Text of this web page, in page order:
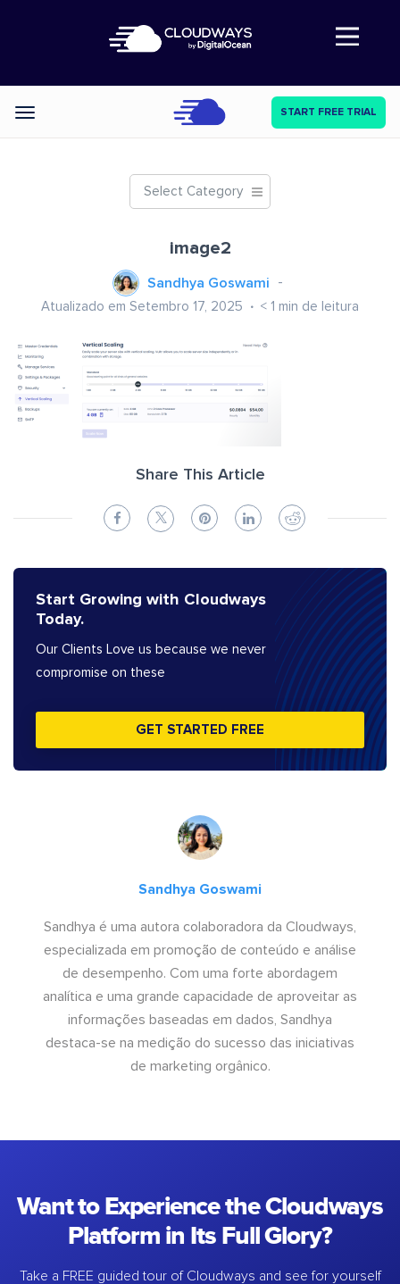
Abre a navegação
Categories START FREE TRIAL
Select Category
image2
Sandhya Goswami
Atualizado em Setembro 17, 2025 < 1 min de leitura
Share This Article
Start Growing with Cloudways
Today.
Our Clients Love us because we never
compromise on these
GET STARTED FREE
Sandhya Goswami
Sandhya é uma autora colaboradora da Cloudways,
especializada em promoção de conteúdo e análise
de desempenho. Com uma forte abordagem
analítica e uma grande capacidade de aproveitar as
informações baseadas em dados, Sandhya
destaca-se na medição do sucesso das iniciativas
de marketing orgânico.
Want to Experience the Cloudways
Platform in Its Full Glory?
Take a FREE guided tour of Cloudways and see for yourself